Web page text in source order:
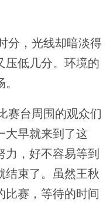
分，光线却暗淡得
压低几分。环境的
赛台周围的观众们
大早就来到了这
力，好不容易等到
结束了。虽然王秋
比赛，等待的时间